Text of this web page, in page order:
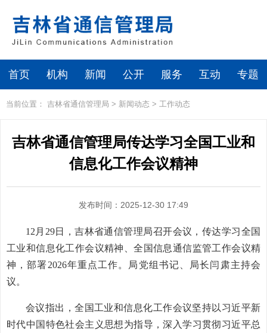
首页 机构 新闻 公开 服务 互动 专题
当前位置： 吉林省通信管理局 > 新闻动态 > 工作动态
吉林省通信管理局传达学习全国工业和
信息化工作会议精神
发布时间：2025-12-30 17:49
12月29日，吉林省通信管理局召开会议，传达学习全国
工业和信息化工作会议精神、全国信息通信监管工作会议精
神，部署2026年重点工作。局党组书记、局长闫肃主持会
议。
会议指出，全国工业和信息化工作会议坚持以习近平新
时代中国特色社会主义思想为指导，深入学习贯彻习近平总